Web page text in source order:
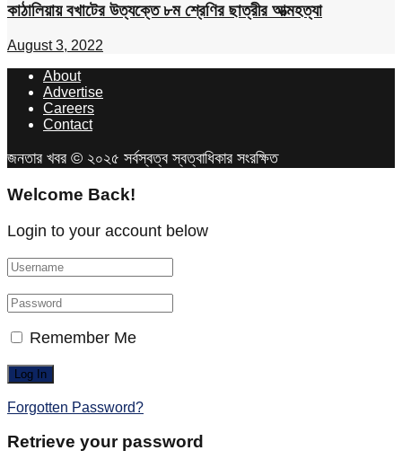
কাঠালিয়ায় বখাটের উত্যক্তে ৮ম শ্রেণির ছাত্রীর আত্মহত্যা
August 3, 2022
About
Advertise
Careers
Contact
জনতার খবর © ২০২৫ সর্বস্বত্ব স্বত্বাধিকার সংরক্ষিত
Welcome Back!
Login to your account below
Remember Me
Forgotten Password?
Retrieve your password